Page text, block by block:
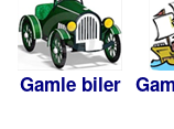
Gamle biler